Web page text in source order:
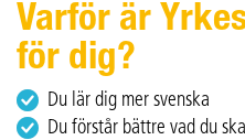
Varför är
för dig?
Du lär dig mer svenska
Du förstår bättre vad du